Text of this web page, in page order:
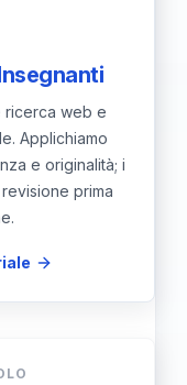
universo.
ricerca web e
Applichiamo
e originalità; i
prima